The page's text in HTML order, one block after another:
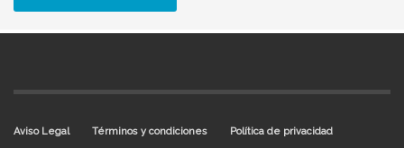
Aviso Legal Términos y condiciones
Política de privacidad